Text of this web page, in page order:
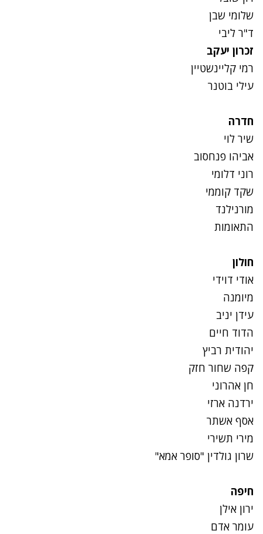
שלומי שבן
ד"ר ליבי
זכרון יעקב
רמי קליינשטיין
עילי בוטנר
חדרה
שיר לוי
אביהו פנחסוב
רוני דלומי
שקד קוממי
מורנילנד
התאומות
חולון
אודי דוידי
מיומנה
עידן יניב
הדוד חיים
יהודית רביץ
קפה שחור חזק
חן אהרוני
ירדנה ארזי
אסף אשתר
מירי תשירי
שרון גולדין "סופר אמא"
חיפה
ירון אילן
עומר אדם